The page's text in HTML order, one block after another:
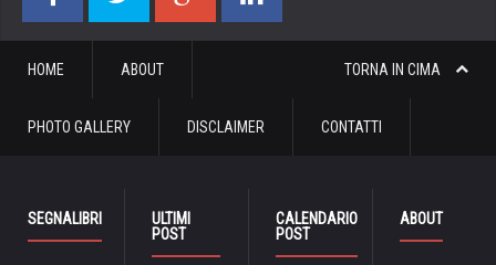
TORNA IN CIMA
HOME ABOUT
PHOTO GALLERY DISCLAIMER CONTATTI
SEGNALIBRI
ULTIMI
POST
CALENDARIO
POST
ABOUT